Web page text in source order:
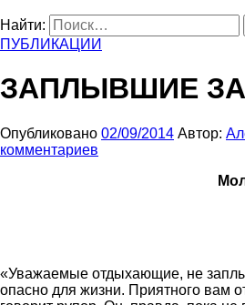
Найти:
ПУБЛИКАЦИИ
ЗАПЛЫВШИЕ
Опубликовано 02/09/2014 Автор:
комментариев
«Уважаемые отдыхающие, не
опасно для жизни. Приятного вам